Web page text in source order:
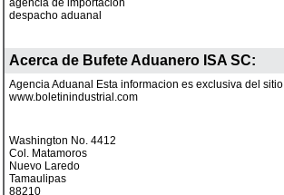
agencia de importacion
despacho aduanal
Acerca de Bufete Aduanero ISA SC:
Agencia Aduanal Esta informacion es exclusiva del sitio
www.boletinindustrial.com
Washington No. 4412
Col. Matamoros
Nuevo Laredo
Tamaulipas
88210